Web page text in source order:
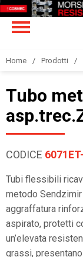
Home Prodotti
Tubo
CODICE
Tubi flessibili
metodo
aggraffatura
aspirato, protetti
un’elevata
grassi,